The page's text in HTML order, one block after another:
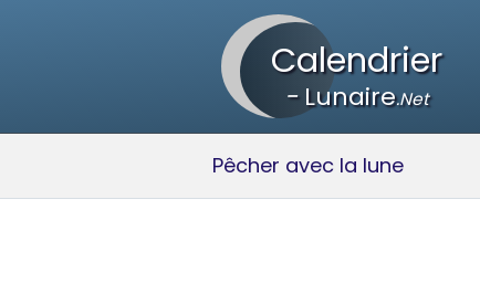
Calendrier
-Lunaire.Net
Pêcher avec la lune